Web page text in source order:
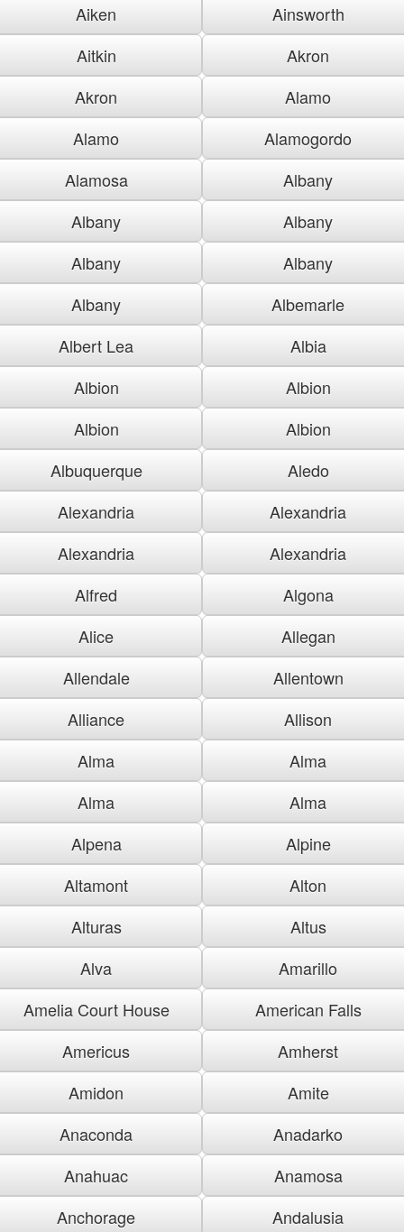
Aiken
Ainsworth
Aitkin
Akron
Akron
Alamo
Alamo
Alamogordo
Alamosa
Albany
Albany
Albany
Albany
Albany
Albany
Albemarle
Albert Lea
Albia
Albion
Albion
Albion
Albion
Albuquerque
Aledo
Alexandria
Alexandria
Alexandria
Alexandria
Alfred
Algona
Alice
Allegan
Allendale
Allentown
Alliance
Allison
Alma
Alma
Alma
Alma
Alpena
Alpine
Altamont
Alton
Alturas
Altus
Alva
Amarillo
Amelia Court House
American Falls
Americus
Amherst
Amidon
Amite
Anaconda
Anadarko
Anahuac
Anamosa
Anchorage
Andalusia